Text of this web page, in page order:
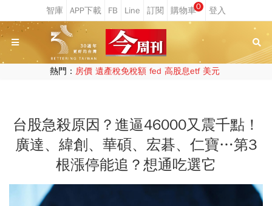
0
熱門： 房價 遺產稅免稅額 fed 高股息etf 美元
台股急殺原因？進逼46000又震千點！
廣達、緯創、華碩、宏碁、仁寶…第3
根漲停能追？想通吃選它